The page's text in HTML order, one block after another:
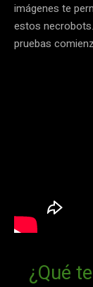
imágenes te
estos
pruebas
¿Qué